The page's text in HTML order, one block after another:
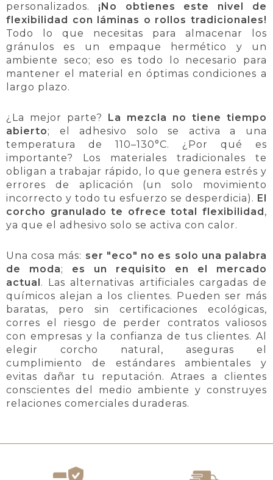
personalizados. ¡No obtienes este nivel de
flexibilidad con láminas o rollos tradicionales!
Todo lo que necesitas para almacenar los
gránulos es un empaque hermético y un
ambiente seco; eso es todo lo necesario para
mantener el material en óptimas condiciones a
largo plazo.
¿La mejor parte?
La mezcla no tiene tiempo
abierto; el adhesivo solo se activa a una
temperatura de 110–130°C. ¿Por qué es
importante? Los materiales tradicionales te
obligan a trabajar rápido, lo que genera estrés y
errores de aplicación (un solo movimiento
incorrecto y todo tu esfuerzo se desperdicia). El
corcho granulado te ofrece total flexibilidad ,
ya que el adhesivo solo se activa con calor.
Una cosa más: ser "eco" no es solo una palabra
de moda; es un requisito en el mercado
actual . Las alternativas artificiales cargadas de
químicos alejan a los clientes. Pueden ser más
baratas, pero sin certificaciones ecológicas,
corres el riesgo de perder contratos valiosos
con empresas y la confianza de tus clientes. Al
elegir corcho natural, aseguras el
cumplimiento de estándares ambientales y
evitas dañar tu reputación. Atraes a clientes
conscientes del medio ambiente y construyes
relaciones comerciales duraderas.